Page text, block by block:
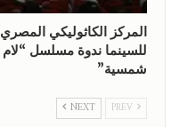
المركز الكاثوليكي المصري
للسينما ندوة مسلسل “لام
شمسية”
NEXT